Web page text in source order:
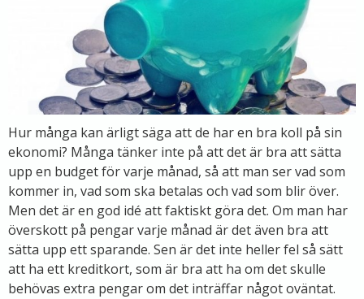
Hur många kan ärligt säga att de har en bra koll på sin
ekonomi? Många tänker inte på att det är bra att sätta
upp en budget för varje månad, så att man ser vad som
kommer in, vad som ska betalas och vad som blir över.
Men det är en god idé att faktiskt göra det. Om man har
överskott på pengar varje månad är det även bra att
sätta upp ett sparande. Sen är det inte heller fel så sätt
att ha ett kreditkort, som är bra att ha om det skulle
behövas extra pengar om det inträffar något oväntat.